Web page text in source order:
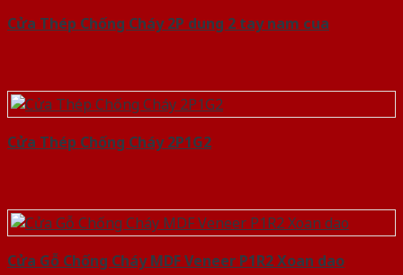
Cửa Thép Chống Cháy 2P dung 2 tay nam cua
Cửa Thép Chống Cháy 2P1G2
Cửa Gỗ Chống Cháy MDF Veneer P1R2 Xoan dao